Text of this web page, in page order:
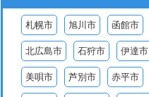
札幌市 旭川市 函館市
北広島市 石狩市 伊達市
美唄市 芦別市 赤平市